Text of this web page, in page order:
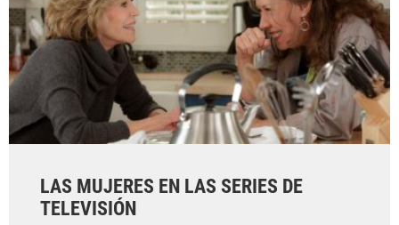
LAS MUJERES EN LAS SERIES DE
TELEVISIÓN